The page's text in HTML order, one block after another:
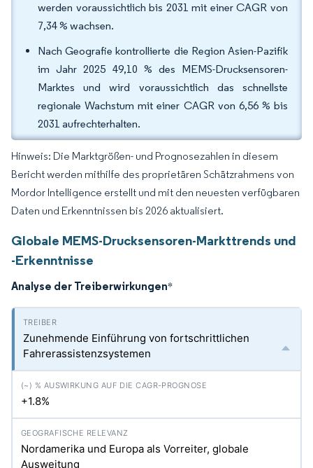
werden voraussichtlich bis 2031 mit einer CAGR von
7,34 % wachsen.
Nach Geografie kontrollierte die Region Asien-Pazifik
im Jahr 2025 49,10 % des MEMS-Drucksensoren-
Marktes und wird voraussichtlich das schnellste
regionale Wachstum mit einer CAGR von 6,56 % bis
2031 aufrechterhalten.
Hinweis: Die Marktgrößen- und Prognosezahlen in diesem
Bericht werden mithilfe des proprietären Schätzrahmens von
Mordor Intelligence erstellt und mit den neuesten verfügbaren
Daten und Erkenntnissen bis 2026 aktualisiert.
Globale MEMS-Drucksensoren-Markttrends und
-Erkenntnisse
Analyse der Treiberwirkungen*
Zunehmende Einführung von fortschrittlichen
Fahrerassistenzsystemen
+1.8%
Nordamerika und Europa als Vorreiter, globale
Ausweitung